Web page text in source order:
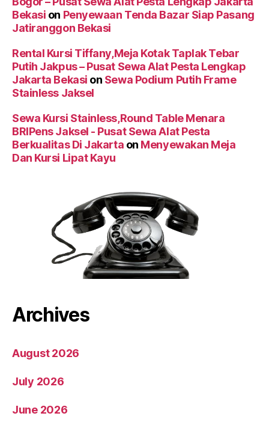
Bekasi on Penyewaan Tenda Bazar Siap Pasang
Jatiranggon Bekasi
Rental Kursi Tiffany,Meja Kotak Taplak Tebar
Putih Jakpus – Pusat Sewa Alat Pesta Lengkap
Jakarta Bekasi on Sewa Podium Putih Frame
Stainless Jaksel
Sewa Kursi Stainless,Round Table Menara
BRIPens Jaksel - Pusat Sewa Alat Pesta
Berkualitas Di Jakarta on Menyewakan Meja
Dan Kursi Lipat Kayu
Archives
August 2026
July 2026
June 2026